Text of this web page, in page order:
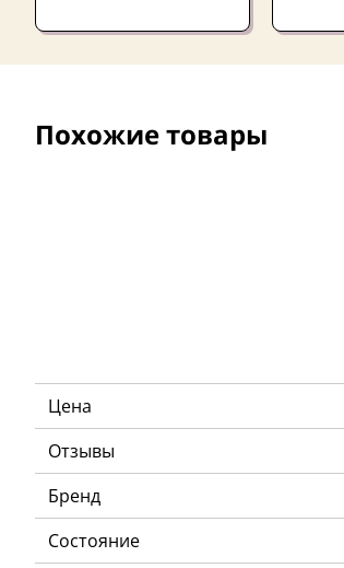
Похожие товары
Цена
Отзывы
Бренд
Состояние